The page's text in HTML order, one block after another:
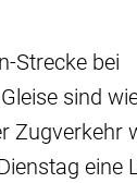
Strecke bei
sind
Zugverkehr
eine